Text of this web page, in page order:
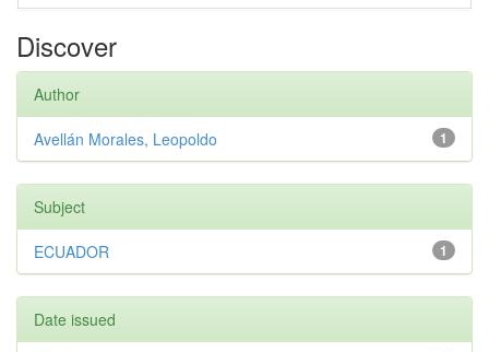
Discover
Author
1
Avellán Morales, Leopoldo
Subject
1
ECUADOR
Date issued